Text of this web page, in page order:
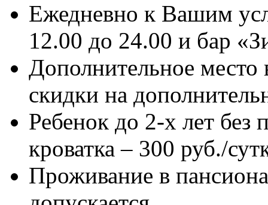
Ежедневно к Вашим
12.00 до 24.00 и бар
Дополнительное
скидки на
Ребенок до 2-х лет без
кроватка – 300 руб./
Проживание в